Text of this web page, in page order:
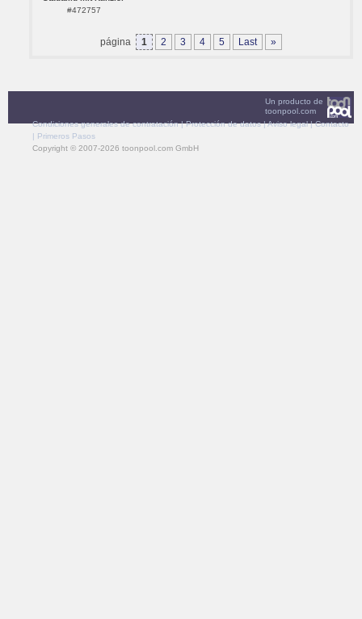
#472757
página 1 2 3 4 5 Last »
Un producto de
toonpool.com
Condiciones generales de contratación|Protección de datos|Aviso legal|Contacto
| Primeros Pasos
Copyright © 2007-2026 toonpool.com GmbH